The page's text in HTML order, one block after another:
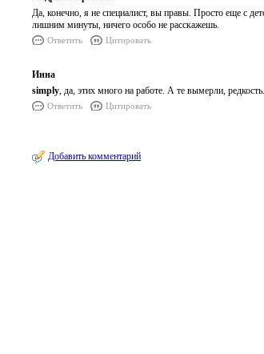
Да, конечно, я не специалист, вы правы. Просто еще с
лишним минуты, ничего особо не расскажешь.
Ответить Цитировать
Инна
simply, да, этих много на работе. А те вымерли, редкость.
Ответить Цитировать
Добавить комментарий